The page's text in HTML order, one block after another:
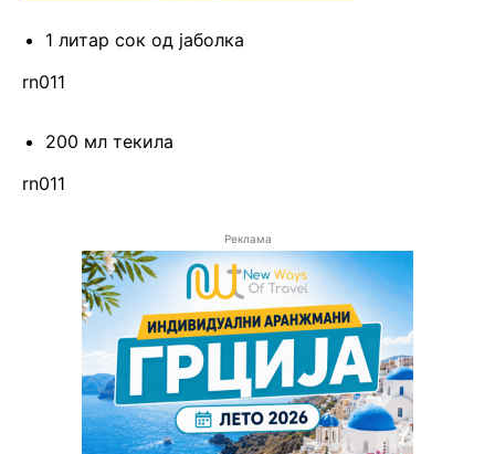
1 литар сок од јаболка
rn011
200 мл текила
rn011
Реклама